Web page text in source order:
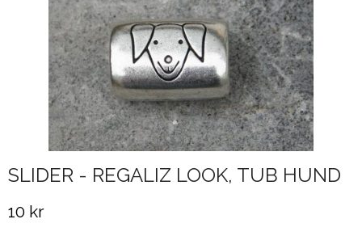
SLIDER - REGALIZ LOOK, TUB HUND
10 kr